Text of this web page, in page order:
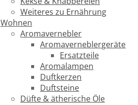
Weiteres zu Ernährung
Wohnen
Aromavernebler
Aromaverneblergeräte
Ersatzteile
Aromalampen
Duftkerzen
Duftsteine
Düfte & ätherische Öle